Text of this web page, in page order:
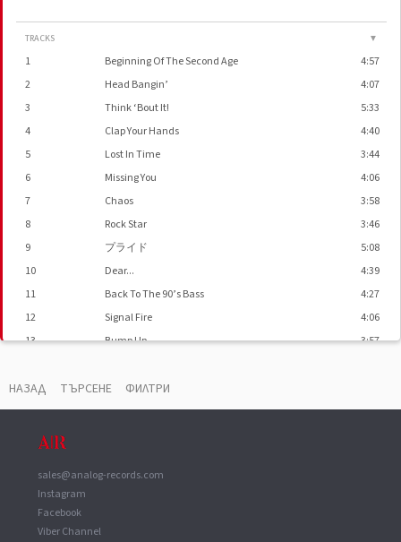
TRACKS ▼
1 Beginning Of The Second Age
4:57
2
Head Bangin’
4:07
3
Think ‘Bout It!
5:33
4
Clap Your Hands
4:40
5
Lost In Time
3:44
6
Missing You
4:06
7
Chaos
3:58
8
Rock Star
3:46
9
プライド
5:08
10
Dear...
4:39
11
Back To The 90’s Bass
4:27
12
Signal Fire
4:06
13
Bump Up
3:57
НАЗАД ТЪРСЕНЕ ФИЛТРИ
sales@analog-records.com
Instagram
Facebook
Viber Channel